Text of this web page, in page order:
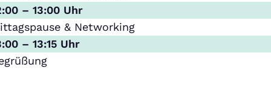
– 13:00 Uhr
& Networking
– 13:15 Uhr